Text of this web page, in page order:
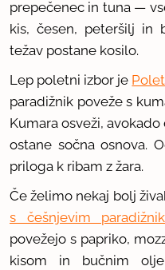
prepečenec in tuna —
kis, česen, peteršilj in
težav postane kosilo.
Lep poletni izbor je
paradižnik poveže s
Kumara osveži,
ostane sočna osnova.
priloga k ribam z žara.
Če želimo nekaj bolj
s češnjevim
povežejo s papriko,
kisom in bučnim